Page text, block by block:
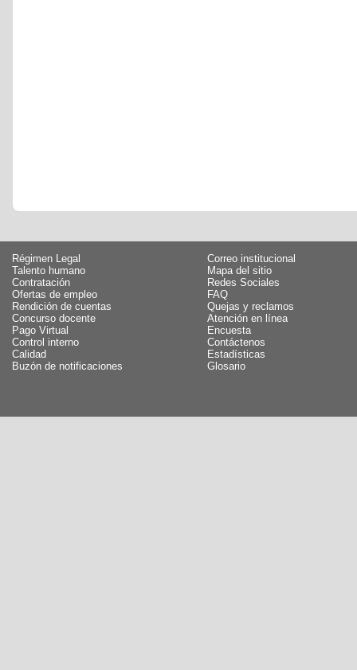
Régimen Legal
Talento humano
Contratación
Ofertas de empleo
Rendición de cuentas
Concurso docente
Pago Virtual
Control interno
Calidad
Buzón de notificaciones
Correo institucional
Mapa del sitio
Redes Sociales
FAQ
Quejas y reclamos
Atención en línea
Encuesta
Contáctenos
Estadísticas
Glosario